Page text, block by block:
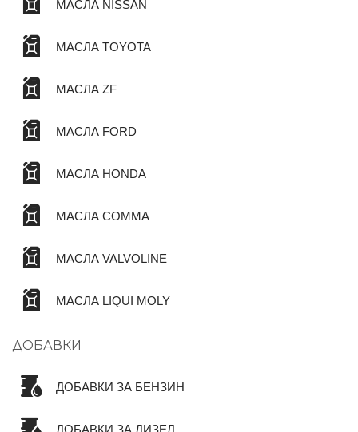
МАСЛА NISSAN
МАСЛА TOYOTA
МАСЛА ZF
МАСЛА FORD
МАСЛА HONDA
МАСЛА COMMA
МАСЛА VALVOLINE
МАСЛА LIQUI MOLY
ДОБАВКИ
ДОБАВКИ ЗА БЕНЗИН
ДОБАВКИ ЗА ДИЗЕЛ